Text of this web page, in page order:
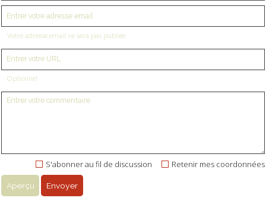
Votre adresse email ne sera pas publiée
Optionnel
Retenir mes coordonnées
S'abonner au fil de discussion